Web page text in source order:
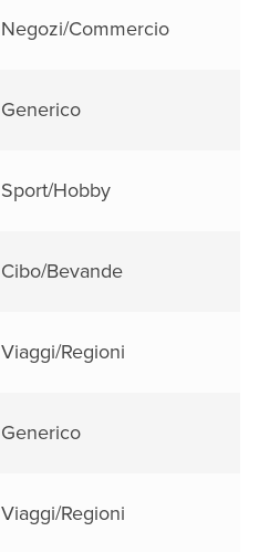
Negozi/Commercio
Generico
Sport/Hobby
Cibo/Bevande
Viaggi/Regioni
Generico
Viaggi/Regioni